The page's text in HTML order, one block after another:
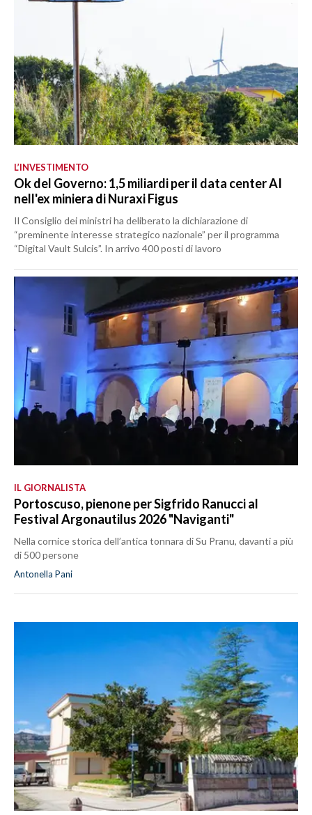
L’INVESTIMENTO
Ok del Governo: 1,5 miliardi per il data center AI
nell'ex miniera di Nuraxi Figus
Il Consiglio dei ministri ha deliberato la dichiarazione di
“preminente interesse strategico nazionale” per il programma
“Digital Vault Sulcis”. In arrivo 400 posti di lavoro
IL GIORNALISTA
Portoscuso, pienone per Sigfrido Ranucci al
Festival Argonautilus 2026 "Naviganti"
Nella cornice storica dell’antica tonnara di Su Pranu, davanti a più
di 500 persone
Antonella Pani